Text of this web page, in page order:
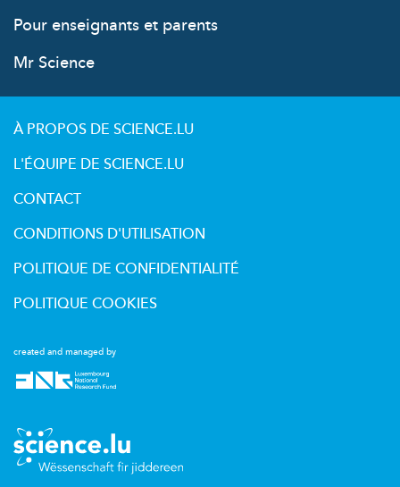
Pour enseignants et parents
Mr Science
created and managed by
À PROPOS DE SCIENCE.LU
L'ÉQUIPE DE SCIENCE.LU
CONTACT
CONDITIONS D'UTILISATION
POLITIQUE DE CONFIDENTIALITÉ
POLITIQUE COOKIES